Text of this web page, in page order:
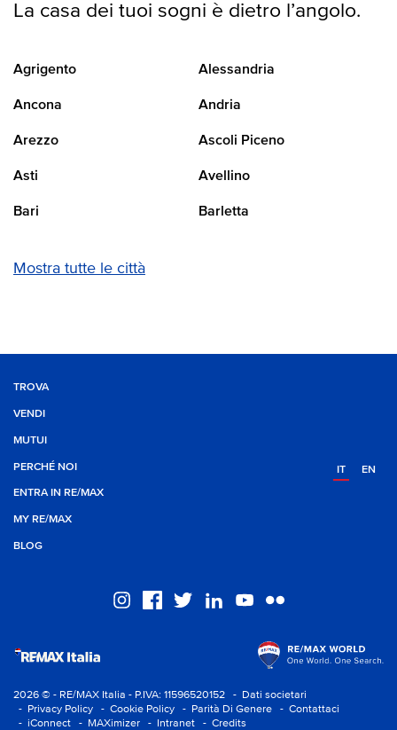
La casa dei tuoi sogni è dietro l’angolo.
Agrigento Alessandria
Ancona Andria
Arezzo Ascoli Piceno
Asti Avellino
Bari Barletta
Mostra tutte le città
TROVA
VENDI
MUTUI
PERCHÉ NOI
ENTRA IN RE/MAX
MY RE/MAX
BLOG
IT EN
2026 © - RE/MAX Italia - P.IVA: 11596520152
- Dati societari
- Privacy Policy
- Cookie Policy - Parità Di Genere
- Contattaci
- iConnect
- MAXimizer - Intranet - Credits